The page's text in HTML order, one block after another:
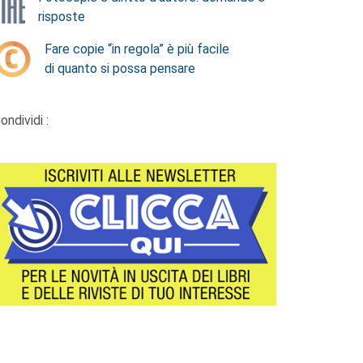
risposte
Fare copie “in regola” è più facile
di quanto si possa pensare
: